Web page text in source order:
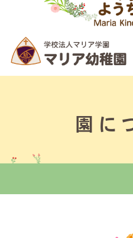
園に